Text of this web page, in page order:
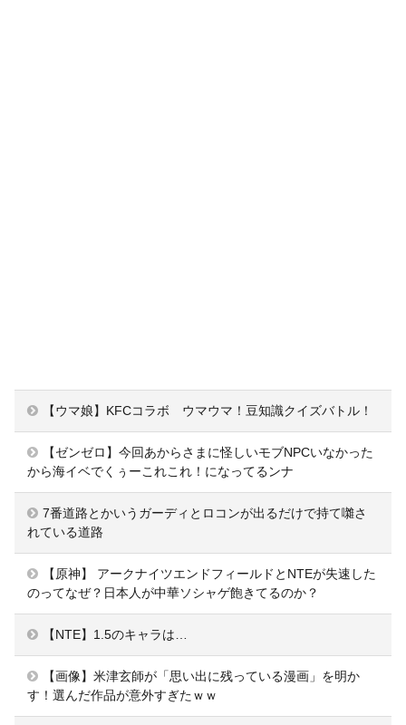
【ウマ娘】KFCコラボ ウマウマ！豆知識クイズバトル！
【ゼンゼロ】今回あからさまに怪しいモブNPCいなかった
から海イベでくぅーこれこれ！になってるンナ
7番道路とかいうガーディとロコンが出るだけで持て囃さ
れている道路
【原神】 アークナイツエンドフィールドとNTEが失速した
のってなぜ？日本人が中華ソシャゲ飽きてるのか？
【NTE】1.5のキャラは…
【画像】米津玄師が「思い出に残っている漫画」を明か
す！選んだ作品が意外すぎたｗｗ